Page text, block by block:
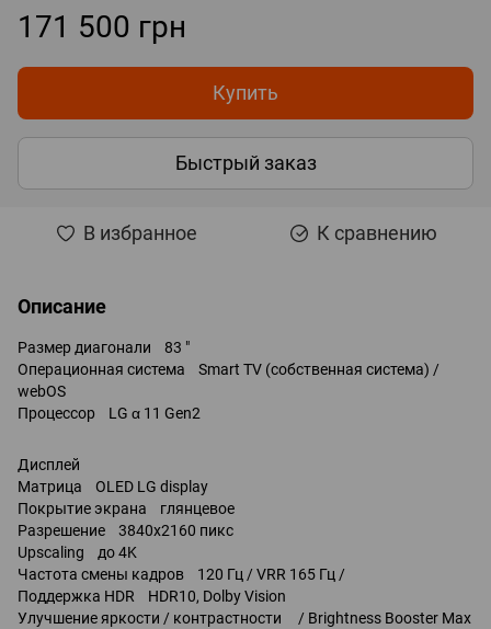
171 500 грн
Купить
Быстрый заказ
В избранное К сравнению
Описание
Размер диагонали 83 "
Операционная система Smart TV (собственная система) /
webOS
Процессор LG α 11 Gen2
Дисплей
Матрица OLED LG display
Покрытие экрана глянцевое
Разрешение 3840x2160 пикс
Upscaling до 4K
Частота смены кадров 120 Гц / VRR 165 Гц /
Поддержка HDR HDR10, Dolby Vision
Улучшение яркости / контрастности / Brightness Booster Max